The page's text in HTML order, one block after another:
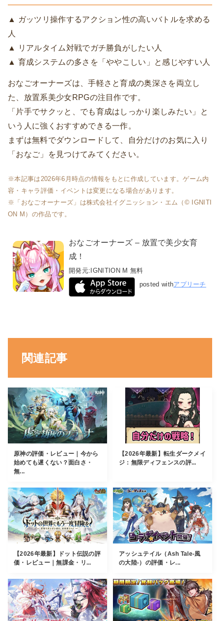
▲ ガッツリ操作するアクション性の高いバトルを求める
人
▲ リアルタイム対戦でガチ勝負がしたい人
▲ 育成システムの多さを「ややこしい」と感じやすい人
おなごオーナーズは、手軽さと育成の奥深さを両立し
た、放置系美少女RPGの注目作です。
「片手でサクッと、でも育成はしっかり楽しみたい」と
いう人に強くおすすめできる一作。
まずは無料でダウンロードして、自分だけのお気に入り
「おなご」を見つけてみてください。
※本記事は2026年6月時点の情報をもとに作成しています。ゲーム内
容・キャラ評価・イベントは変更になる場合があります。
※「おなごオーナーズ」は株式会社イグニッション・エム（© IGNITI
ON M）の作品です。
おなごオーナーズ – 放置で美少女育
成！
開発元: IGNITION M 無料
posted withアプリーチ
関連記事
原神の評価・レビュー｜今から
始めても遅くない？面白さ・
無...
【2026年最新】転生ダークメイ
ジ：無限ディフェンスの評...
【2026年最新】ドット伝説の評
価・レビュー｜無課金・リ...
アッシュテイル（Ash Tale-風
の大陸-）の評価・レ...